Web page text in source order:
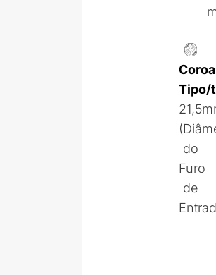
Coroa
Tipo/
do
Furo
de